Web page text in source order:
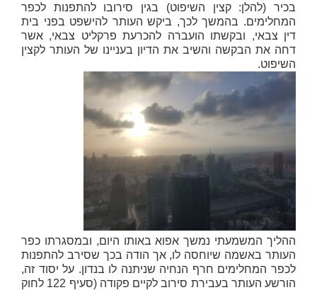
בכיר (להלן:קצין השיפוט) בגין סירובו להתפנות לכפר
המחלימים. בהמשך לכך, ביקש העותר להישפט בפני בית
דין צבאי, ובקשתו הועברה להכרעת פרקליט צבאי, אשר
דחה את הבקשה והשיב את הדיון בעניינו של העותר לקצין
השיפוט.
ההליך המשמעתי נמשך אפוא באותו היום, ובמסגרתו כפר
העותר באשמה שיוחסה לו, אך הודה בכך שסירב להתפנות
לכפר המחלימים חרף הנחיה שניתנה לו בנדון. על יסוד זה,
הורשע העותר בעבירת סירוב לקיים פקודה (סעיף 122 לחוק